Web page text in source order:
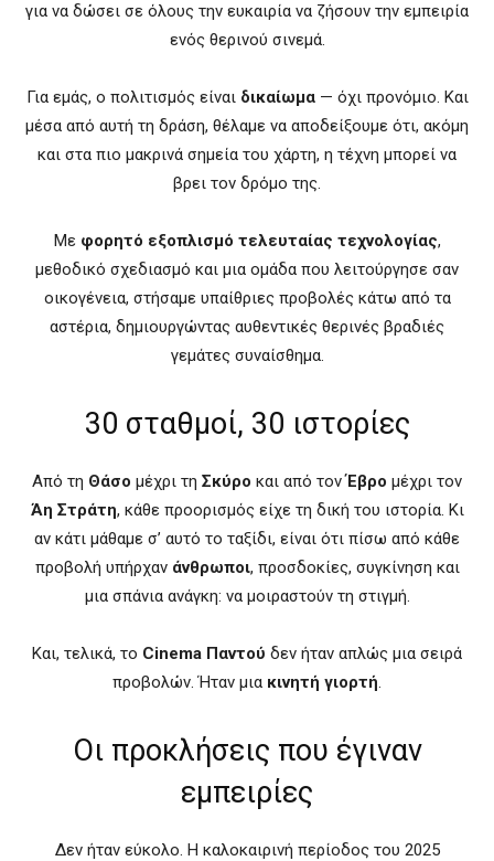
για να δώσει σε όλους την ευκαιρία να ζήσουν την εμπειρία
ενός θερινού σινεμά.
Για εμάς, ο πολιτισμός είναι δικαίωμα— όχι προνόμιο. Και
μέσα από αυτή τη δράση, θέλαμε να αποδείξουμε ότι, ακόμη
και στα πιο μακρινά σημεία του χάρτη, η τέχνη μπορεί να
βρει τον δρόμο της.
Με φορητό εξοπλισμό τελευταίας τεχνολογίας,
μεθοδικό σχεδιασμό και μια ομάδα που λειτούργησε σαν
οικογένεια, στήσαμε υπαίθριες προβολές κάτω από τα
αστέρια, δημιουργώντας αυθεντικές θερινές βραδιές
γεμάτες συναίσθημα.
30 σταθμοί, 30 ιστορίες
Από τη Θάσο μέχρι τη Σκύρο και από τονΈβρο μέχρι τον
Άη Στράτη, κάθε προορισμός είχε τη δική του ιστορία. Κι
αν κάτι μάθαμε σ’ αυτό το ταξίδι, είναι ότι πίσω από κάθε
προβολή υπήρχαν άνθρωποι, προσδοκίες, συγκίνηση και
μια σπάνια ανάγκη: να μοιραστούν τη στιγμή.
Και, τελικά, το Cinema Παντού δεν ήταν απλώς μια σειρά
προβολών. Ήταν μια κινητή γιορτή.
Οι προκλήσεις που έγιναν
εμπειρίες
Δεν ήταν εύκολο. Η καλοκαιρινή περίοδος του 2025